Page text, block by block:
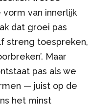
van innerlijk
dat groei pas
streng toespreken,
Maar
pas als we
— juist op de
het minst